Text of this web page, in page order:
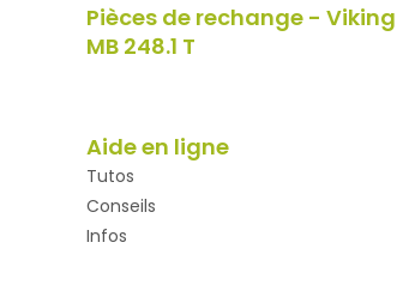
Pièces de rechange - Viking
MB 248.1 T
Aide en ligne
Tutos
Conseils
Infos